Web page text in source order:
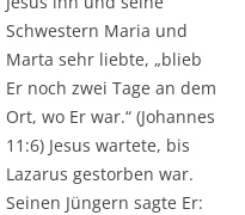
Schwestern Maria und
Marta sehr liebte, „blieb
Er noch zwei Tage an dem
Ort, wo Er war.“ (Johannes
11:6) Jesus wartete, bis
Lazarus gestorben war.
Seinen Jüngern sagte Er: